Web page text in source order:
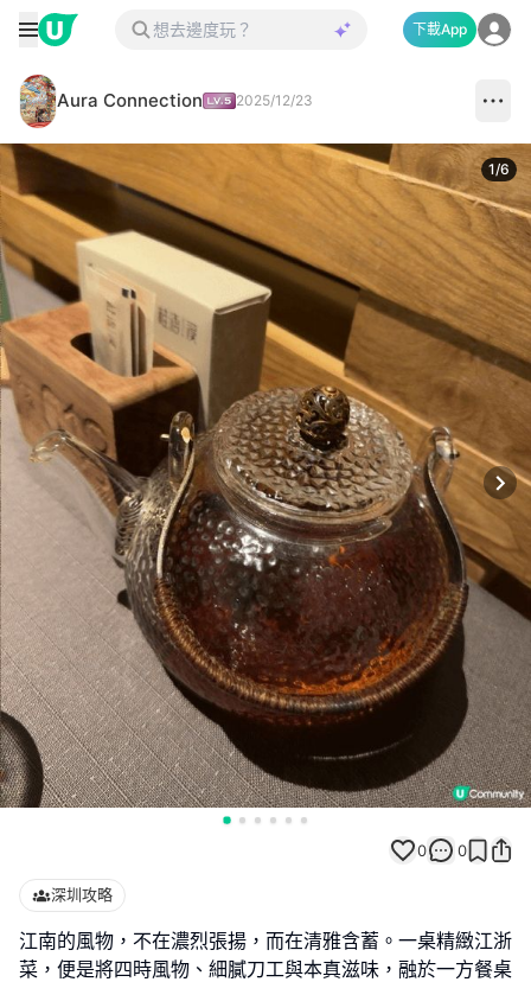
下載App
Aura Connection 2025/12/23
1/6
0 0
深圳攻略
江南的風物，不在濃烈張揚，而在清雅含蓄。一桌精緻江浙
菜，便是將四時風物、細膩刀工與本真滋味，融於一方餐桌